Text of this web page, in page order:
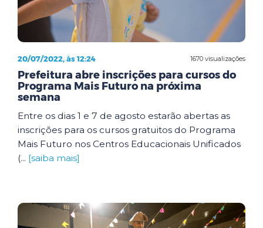
1670 visualizações
20/07/2022, às 12:24
Prefeitura abre inscrições para cursos do
Programa Mais Futuro na próxima
semana
Entre os dias 1 e 7 de agosto estarão abertas as
inscrições para os cursos gratuitos do Programa
Mais Futuro nos Centros Educacionais Unificados
(... [saiba mais]